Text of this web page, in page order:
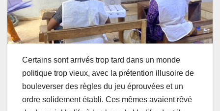
Certains sont arrivés trop tard dans un monde
politique trop vieux, avec la prétention illusoire de
bouleverser des règles du jeu éprouvées et un
ordre solidement établi. Ces mêmes avaient rêvé